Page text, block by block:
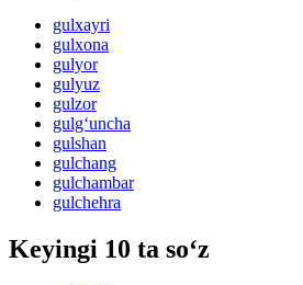
gulxayri
gulxona
gulyor
gulyuz
gulzor
gulg‘uncha
gulshan
gulchang
gulchambar
gulchehra
Keyingi 10 ta so‘z